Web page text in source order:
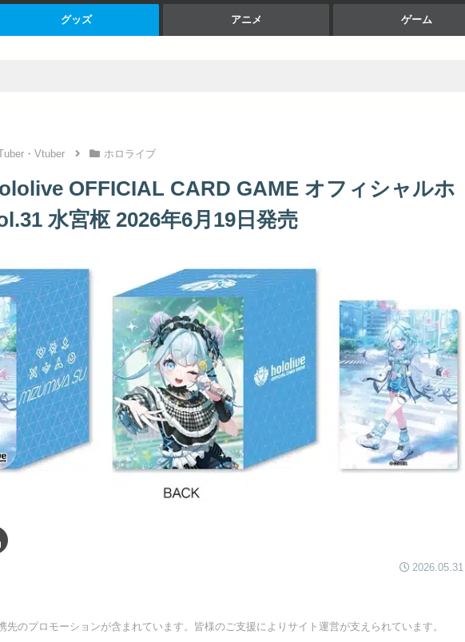
グッズ アニメ ゲーム
・Vtuber ホロライブ
OFFICIAL CARD GAME オフィシャルホ
水宮枢 2026年6月19日発売
2026.05.31
のプロモーションが含まれています。皆様のご支援によりサイト運営が支えられています。